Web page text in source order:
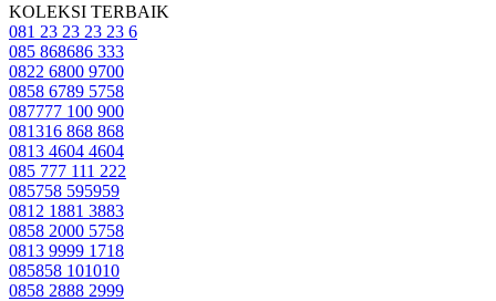
KOLEKSI TERBAIK
081 23 23 23 23 6
085 868686 333
0822 6800 9700
0858 6789 5758
087777 100 900
081316 868 868
0813 4604 4604
085 777 111 222
085758 595959
0812 1881 3883
0858 2000 5758
0813 9999 1718
085858 101010
0858 2888 2999